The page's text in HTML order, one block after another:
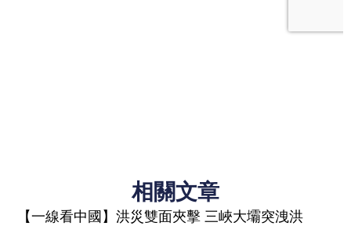
相關文章
【一線看中國】洪災雙面夾擊 三峽大壩突洩洪